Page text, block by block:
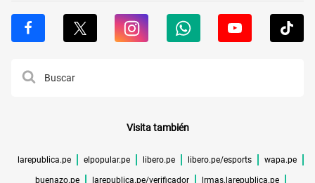
Visita también
larepublica.pe elpopular.pe libero.pe libero.pe/esports wapa.pe
buenazo.pe larepublica.pe/verificador lrmas.larepublica.pe